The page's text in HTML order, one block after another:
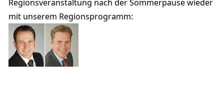
Regionsveranstaltung nach der Sommerpause wieder
mit unserem Regionsprogramm: